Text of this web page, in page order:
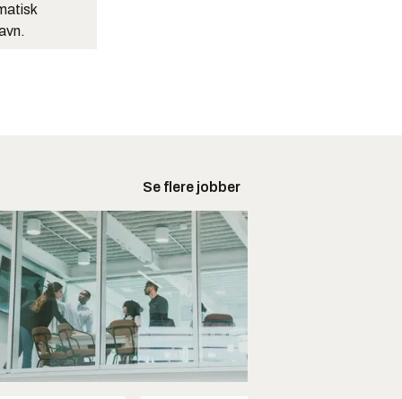
Se flere jobber